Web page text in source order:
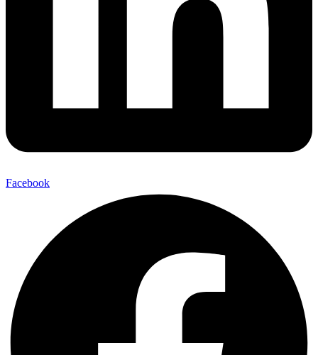
Facebook